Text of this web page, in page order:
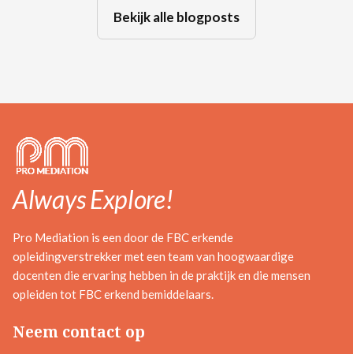
Bekijk alle blogposts
Always Explore!
Pro Mediation is een door de FBC erkende
opleidingverstrekker met een team van hoogwaardige
docenten die ervaring hebben in de praktijk en die mensen
opleiden tot FBC erkend bemiddelaars.
Neem contact op